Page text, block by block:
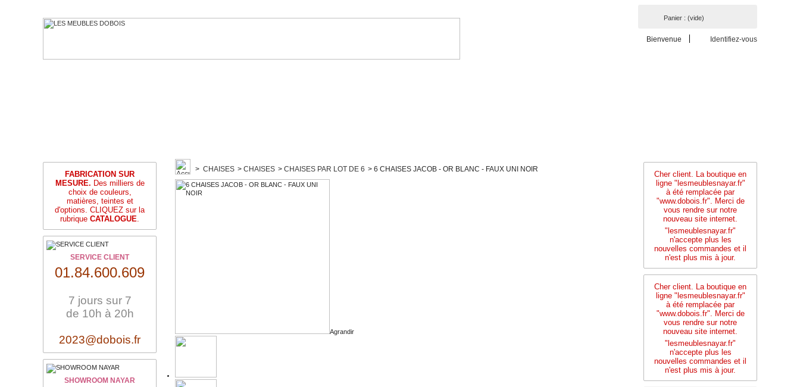
Panier : (vide)
Bienvenue Identifiez-vous
FABRICATION SUR
MESURE. Des milliers de
choix de couleurs,
matières, teintes et
d'options. CLIQUEZ sur la
rubrique CATALOGUE.
SERVICE CLIENT
01.84.600.609
7 jours sur 7
de 10h à 20h
2023@dobois.fr
SHOWROOM NAYAR
> CHAISES > CHAISES > CHAISES PAR LOT DE 6 > 6 CHAISES JACOB - OR BLANC - FAUX UNI NOIR
Agrandir
Cher client. La boutique en
ligne "lesmeublesnayar.fr"
à été remplacée par
"www.dobois.fr". Merci de
vous rendre sur notre
nouveau site internet.
"lesmeublesnayar.fr"
n'accepte plus les
nouvelles commandes et il
n'est plus mis à jour.
Cher client. La boutique en
ligne "lesmeublesnayar.fr"
à été remplacée par
"www.dobois.fr". Merci de
vous rendre sur notre
nouveau site internet.
"lesmeublesnayar.fr"
n'accepte plus les
nouvelles commandes et il
n'est plus mis à jour.